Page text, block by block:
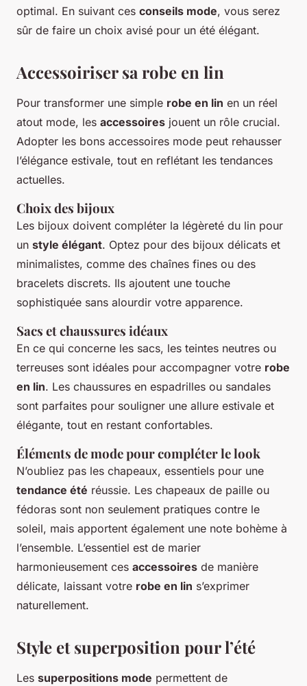
optimal. En suivant ces conseils mode, vous serez
sûr de faire un choix avisé pour un été élégant.
Accessoiriser sa robe en lin
Pour transformer une simple robe en lin en un réel
atout mode, les accessoires jouent un rôle crucial.
Adopter les bons accessoires mode peut rehausser
l’élégance estivale, tout en reflétant les tendances
actuelles.
Choix des bijoux
Les bijoux doivent compléter la légèreté du lin pour
un style élégant. Optez pour des bijoux délicats et
minimalistes, comme des chaînes fines ou des
bracelets discrets. Ils ajoutent une touche
sophistiquée sans alourdir votre apparence.
Sacs et chaussures idéaux
En ce qui concerne les sacs, les teintes neutres ou
terreuses sont idéales pour accompagner votre robe
en lin. Les chaussures en espadrilles ou sandales
sont parfaites pour souligner une allure estivale et
élégante, tout en restant confortables.
Éléments de mode pour compléter le look
N’oubliez pas les chapeaux, essentiels pour une
tendance été réussie. Les chapeaux de paille ou
fédoras sont non seulement pratiques contre le
soleil, mais apportent également une note bohème à
l’ensemble. L’essentiel est de marier
harmonieusement ces accessoires de manière
délicate, laissant votre robe en lin s’exprimer
naturellement.
Style et superposition pour l’été
Les superpositions mode permettent de